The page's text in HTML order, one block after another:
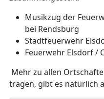
Musikzug der
bei Rendsburg
Stadtfeuerwehr
Feuerwehr Elsdorf /
Mehr zu allen
tragen, gibt es natürlich